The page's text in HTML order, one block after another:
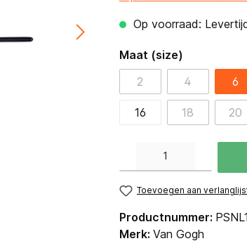
Op voorraad:
Maat (size)
2
4 6
16 18 20
Toevoegen aan
Productnummer:
Merk: Van Gogh